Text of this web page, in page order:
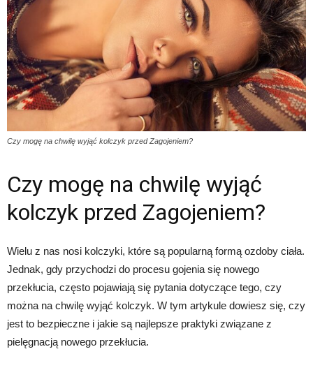
Czy mogę na chwilę wyjąć kolczyk przed Zagojeniem?
Czy mogę na chwilę wyjąć
kolczyk przed Zagojeniem?
Wielu z nas nosi kolczyki, które są popularną formą ozdoby ciała.
Jednak, gdy przychodzi do procesu gojenia się nowego
przekłucia, często pojawiają się pytania dotyczące tego, czy
można na chwilę wyjąć kolczyk. W tym artykule dowiesz się, czy
jest to bezpieczne i jakie są najlepsze praktyki związane z
pielęgnacją nowego przekłucia.